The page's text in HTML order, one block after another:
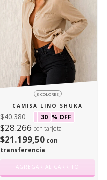
8 COLORES
CAMISA LINO SHUKA
$40.380 30 % OFF
$28.266 con tarjeta
$21.199,50 con
transferencia
AGREGAR AL CARRITO